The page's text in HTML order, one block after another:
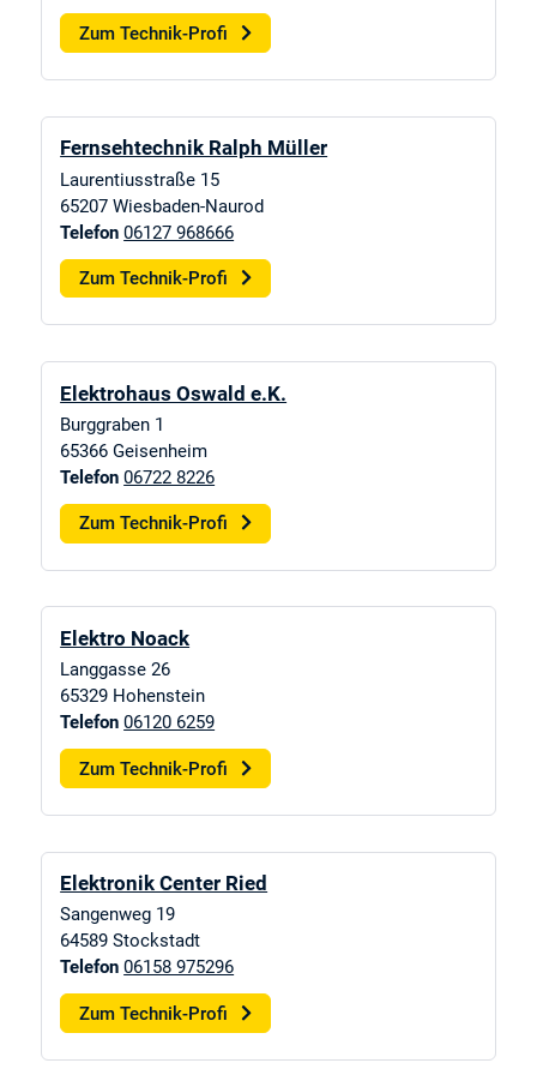
Zum Technik-Profi
Fernsehtechnik Ralph Müller
Laurentiusstraße 15
65207 Wiesbaden-Naurod
Telefon 06127 968666
Zum Technik-Profi
Elektrohaus Oswald e.K.
Burggraben 1
65366 Geisenheim
Telefon 06722 8226
Zum Technik-Profi
Elektro Noack
Langgasse 26
65329 Hohenstein
Telefon 06120 6259
Zum Technik-Profi
Elektronik Center Ried
Sangenweg 19
64589 Stockstadt
Telefon 06158 975296
Zum Technik-Profi